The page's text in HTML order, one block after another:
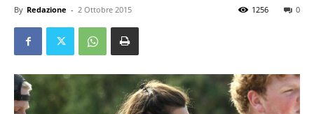
By Redazione - 2 Ottobre 2015 0
1256